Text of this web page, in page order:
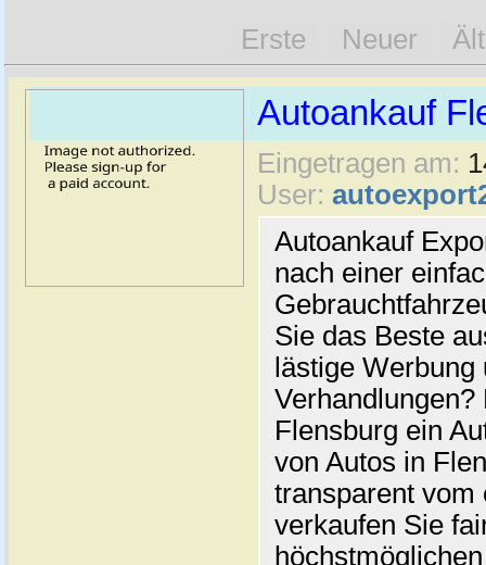
Erste Neuer
Autoankauf
Eingetragen am:
User:
Autoankauf
nach einer
Sie das Beste
lästige
Flensburg ein
von Autos in
transparent vom
verkaufen Sie